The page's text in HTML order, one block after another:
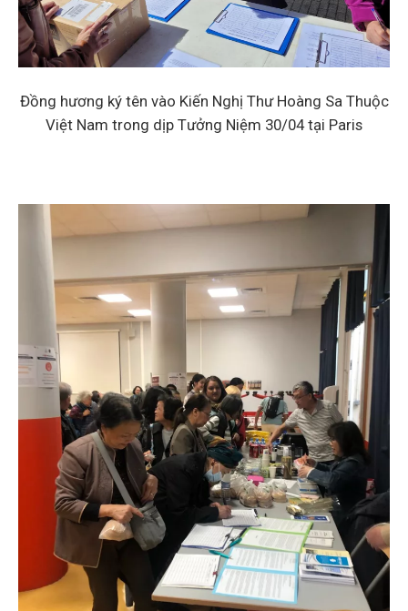
Đồng hương ký tên vào Kiến Nghị Thư Hoàng Sa Thuộc
Việt Nam trong dịp Tưởng Niệm 30/04 tại Paris